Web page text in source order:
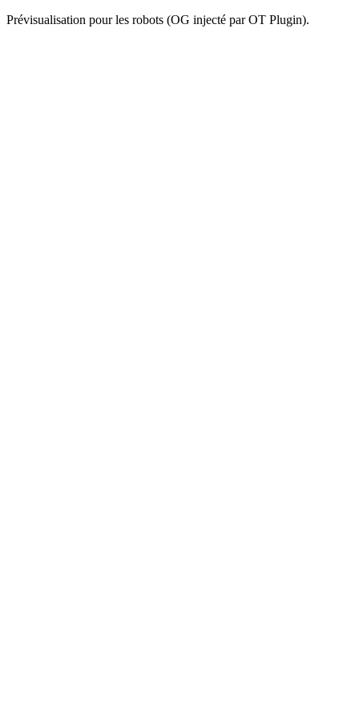
Prévisualisation pour les robots (OG injecté par OT Plugin).